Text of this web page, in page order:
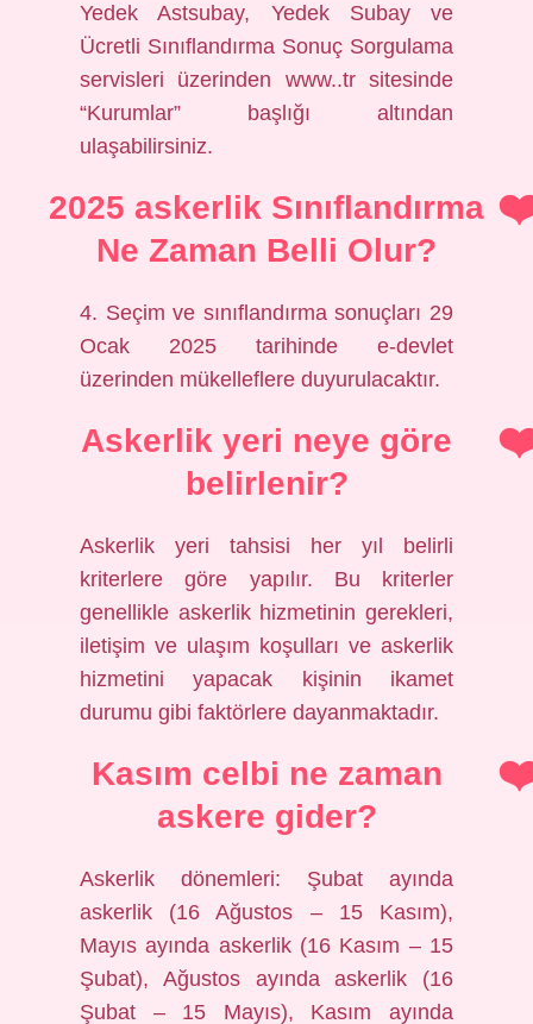
Yedek Astsubay, Yedek Subay ve
Ücretli Sınıflandırma Sonuç Sorgulama
servisleri üzerinden www..tr sitesinde
“Kurumlar” başlığı altından
ulaşabilirsiniz.
2025 askerlik Sınıflandırma
Ne Zaman Belli Olur?
4. Seçim ve sınıflandırma sonuçları 29
Ocak 2025 tarihinde e-devlet
üzerinden mükelleflere duyurulacaktır.
Askerlik yeri neye göre
belirlenir?
Askerlik yeri tahsisi her yıl belirli
kriterlere göre yapılır. Bu kriterler
genellikle askerlik hizmetinin gerekleri,
iletişim ve ulaşım koşulları ve askerlik
hizmetini yapacak kişinin ikamet
durumu gibi faktörlere dayanmaktadır.
Kasım celbi ne zaman
askere gider?
Askerlik dönemleri: Şubat ayında
askerlik (16 Ağustos – 15 Kasım),
Mayıs ayında askerlik (16 Kasım – 15
Şubat), Ağustos ayında askerlik (16
Şubat – 15 Mayıs), Kasım ayında